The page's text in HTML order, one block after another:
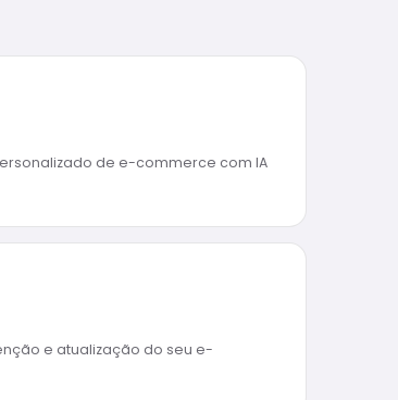
de e-commerce com IA
e atualização do seu e-